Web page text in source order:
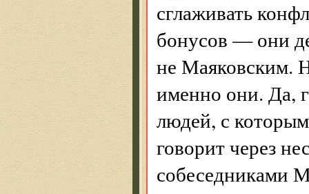
сглаживать
бонусов — они
не Маяковским.
именно они. Да,
людей, с
говорит через
собеседниками